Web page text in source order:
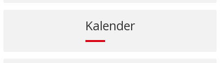
Kalender